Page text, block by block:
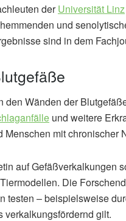
derUniversität Linz
und
sind in dem
Wänden der
und weitere
mit chronischer
auf Gefäßverkalkungen
Die
testen – beispielsweise
gilt.